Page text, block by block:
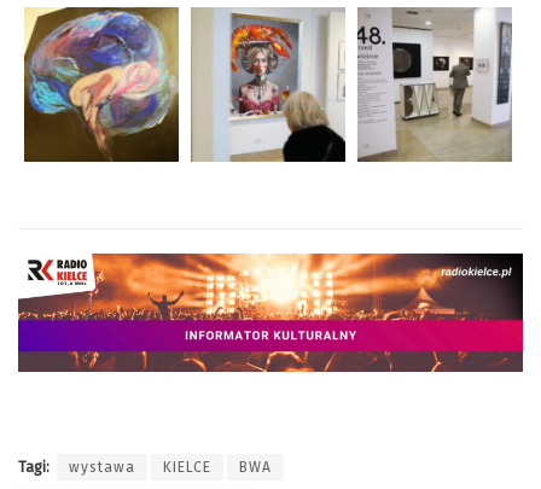
Tagi: wystawa KIELCE BWA